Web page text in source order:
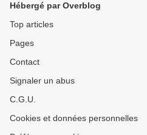
Hébergé par Overblog
Top articles
Pages
Contact
Signaler un abus
C.G.U.
Cookies et données personnelles